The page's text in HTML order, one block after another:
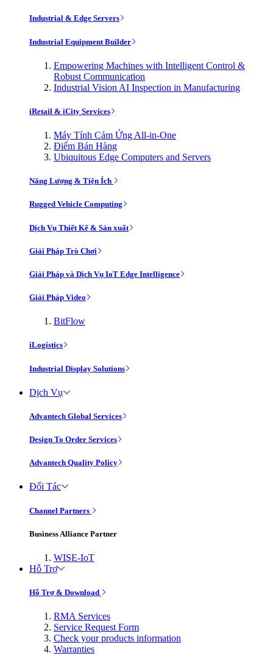
Industrial & Edge Servers
Industrial Equipment Builder
Empowering Machines with Intelligent Control &
Robust Communication
Industrial Vision AI Inspection in Manufacturing
iRetail & iCity Services
Máy Tính Cảm Ứng All-in-One
Điểm Bán Hàng
Ubiquitous Edge Computers and Servers
Năng Lượng & Tiện Ích
Rugged Vehicle Computing
Dịch Vụ Thiết Kế & Sản xuất
Giải Pháp Trò Chơi
Giải Pháp và Dịch Vụ IoT Edge Intelligence
Giải Pháp Video
BitFlow
iLogistics
Industrial Display Solutions
Dịch Vụ
Advantech Global Services
Design To Order Services
Advantech Quality Policy
Đối Tác
Channel Partners
Business Alliance Partner
WISE-IoT
Hỗ Trợ
Hỗ Trợ & Download
RMA Services
Service Request Form
Check your products information
Warranties